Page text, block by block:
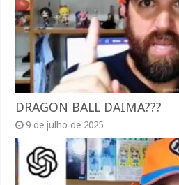
DRAGON BALL DAIMA???
9 de julho de 2025